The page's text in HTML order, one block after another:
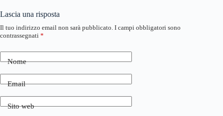
Lascia una risposta
Il tuo indirizzo email non sarà pubblicato. I campi obbligatori sono
contrassegnati *
Nome
Email
Sito web